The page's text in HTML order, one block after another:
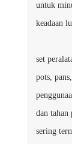
untuk
keadaan
set
pots,
dan tahan
sering